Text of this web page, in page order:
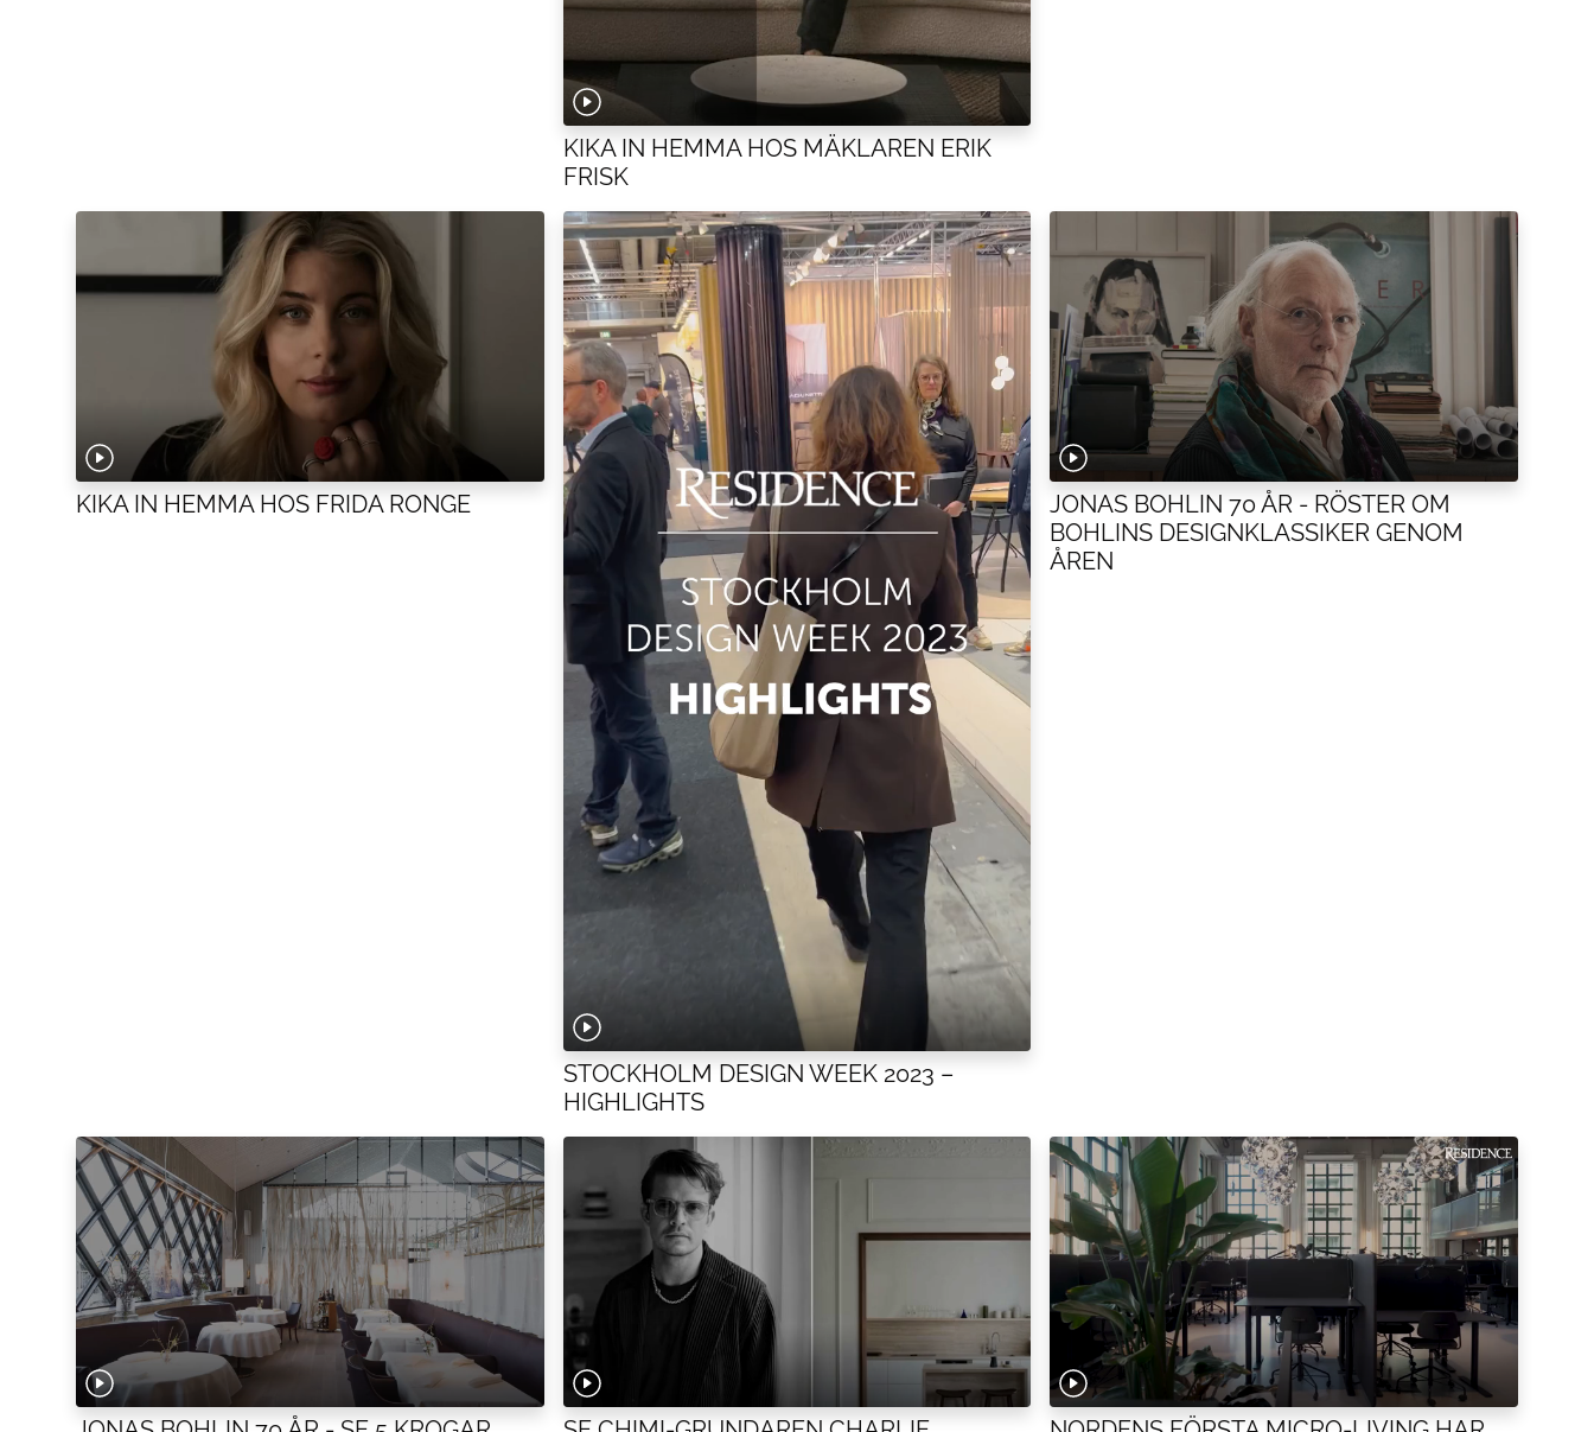
KIKA IN HEMMA HOS MÄKLAREN ERIK
FRISK
KIKA IN HEMMA HOS FRIDA RONGE
STOCKHOLM DESIGN WEEK 2023 –
HIGHLIGHTS
JONAS BOHLIN 70 ÅR - RÖSTER OM
BOHLINS DESIGNKLASSIKER GENOM
ÅREN